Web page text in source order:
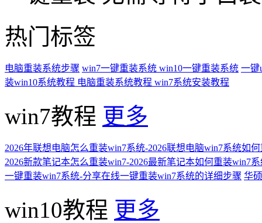
热门标签
电脑重装系统步骤 win7一键重装系统 win10一键重装系统 一键
装win10系统教程 电脑重装系统教程 win7系统安装教程
win7教程 更多
2026年联想电脑怎么重装win7系统-2026联想电脑win7系统如
2026新款笔记本怎么重装win7-2026最新笔记本如何重装win7
一键重装win7系统-分享在线一键重装win7系统的详细步骤 华
win10教程 更多